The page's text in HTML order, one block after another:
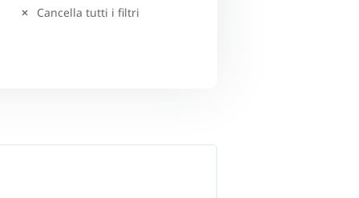
Cancella tutti i filtri